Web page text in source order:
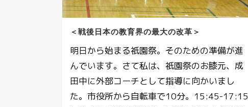
＜戦後日本の教育界の最大の改革＞
明日から始まる祇園祭。そのための準備が進
んでいます。さて私は、祇園祭のお膝元、成
田中に外部コーチとして指導に向かいまし
た。市役所から自転車で10分。15:45-17:15